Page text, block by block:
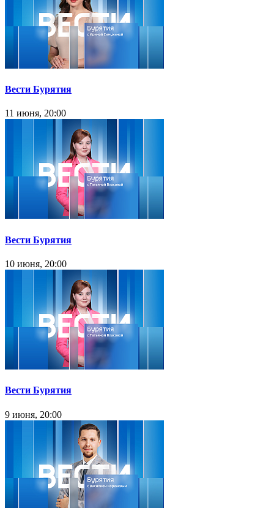
Вести Бурятия
11 июня, 20:00
Вести Бурятия
10 июня, 20:00
Вести Бурятия
9 июня, 20:00